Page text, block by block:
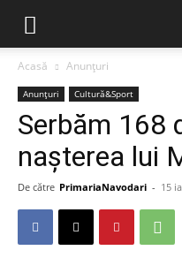
Acasă Anunțuri
Anunțuri Cultură&Sport
Serbăm 168
nașterea lui
De către PrimariaNavodari - 15